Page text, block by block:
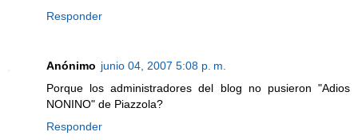
Responder
Anónimo junio 04, 2007 5:08 p. m.
Porque los administradores del blog no pusieron "Adios
NONINO" de Piazzola?
Responder